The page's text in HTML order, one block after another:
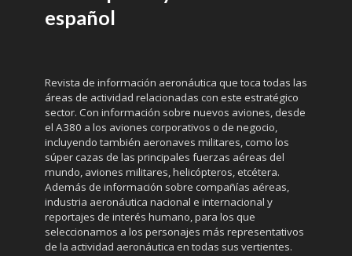
español
Revista de información aeronáutica que toca todas las
áreas de actividad relacionadas con este estratégico
sector. Con información sobre nuevos aviones, desde
el A380 a los aviones corporativos o de negocio,
incluyendo también aeronaves militares, como los
súper cazas de las principales fuerzas aéreas del
mundo, aviones militares, helicópteros, etcétera.
Además de información sobre compañías aéreas,
industria aeronáutica nacional e internacional y
reportajes de interés humano, para los que
seleccionamos a los personajes más representativos
de la actividad aeronáutica en todas sus vertientes.